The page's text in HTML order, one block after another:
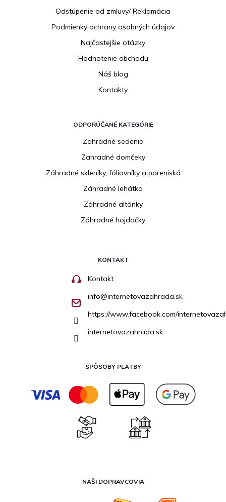
Odstúpenie od zmluvy/ Reklamácia
Podmienky ochrany osobných údajov
Najčastejšie otázky
Hodnotenie obchodu
Náš blog
Kontakty
ODPORÚČANÉ KATEGÓRIE
Zahradné sedenie
Zahradné domčeky
Záhradné skleníky, fóliovníky a pareniská
Záhradné lehátka
Záhradné altánky
Záhradné hojdačky
KONTAKT
Kontakt
info@internetovazahrada.sk
https://www.facebook.com/
internetovazahrada.sk
SPÔSOBY PLATBY
NAŠI DOPRAVCOVIA